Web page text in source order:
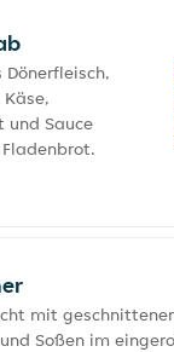
und Sauce
mit
Soßen im